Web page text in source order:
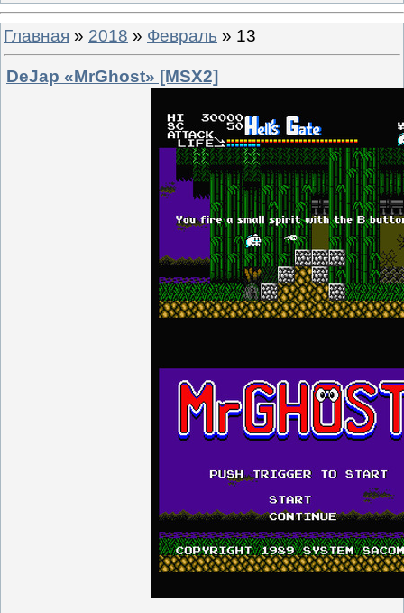
Главная » 2018 » Февраль » 13
DeJap «MrGhost» [MSX2]